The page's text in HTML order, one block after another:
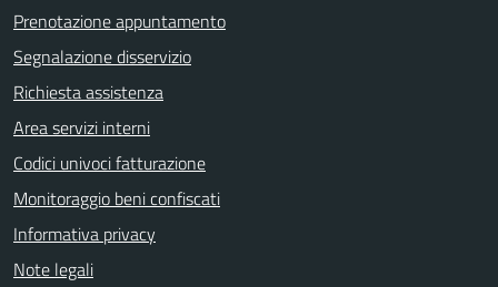
Prenotazione appuntamento
Segnalazione disservizio
Richiesta assistenza
Area servizi interni
Codici univoci fatturazione
Monitoraggio beni confiscati
Informativa privacy
Note legali